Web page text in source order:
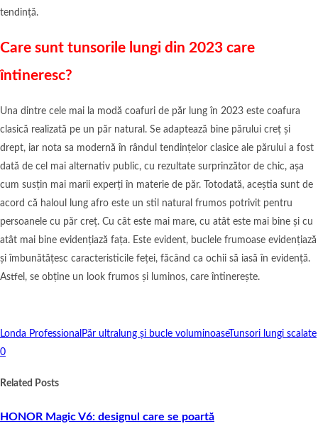
tendință.
Care sunt tunsorile lungi din 2023 care
întineresc?
Una dintre cele mai la modă coafuri de păr lung în 2023 este coafura
clasică realizată pe un păr natural. Se adaptează bine părului creț și
drept, iar nota sa modernă în rândul tendințelor clasice ale părului a fost
dată de cel mai alternativ public, cu rezultate surprinzător de chic, așa
cum susțin mai marii experți în materie de păr. Totodată, aceștia sunt de
acord că haloul lung afro este un stil natural frumos potrivit pentru
persoanele cu păr creț. Cu cât este mai mare, cu atât este mai bine și cu
atât mai bine evidențiază fața. Este evident, buclele frumoase evidențiază
și îmbunătățesc caracteristicile feței, făcând ca ochii să iasă în evidență.
Astfel, se obține un look frumos și luminos, care întinerește.
Londa Professional Păr ultralung și bucle voluminoaseTunsori lungi scalate
0
Related Posts
HONOR Magic V6: designul care se poartă